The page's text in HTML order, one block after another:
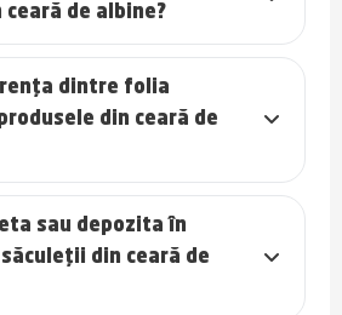
de albine?
dintre folia
din ceară de
sau depozita în
din ceară de